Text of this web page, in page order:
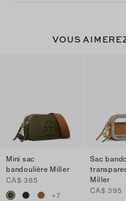
VOUS
Mini sac
bandoulière Miller
CA$ 385
+7
Sac
Miller
CA$ 395